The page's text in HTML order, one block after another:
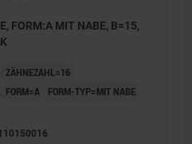
FORM:A MIT NABE, B=15,
ZÄHNEZAHL=16
FORM=A
FORM-TYP=MIT NABE